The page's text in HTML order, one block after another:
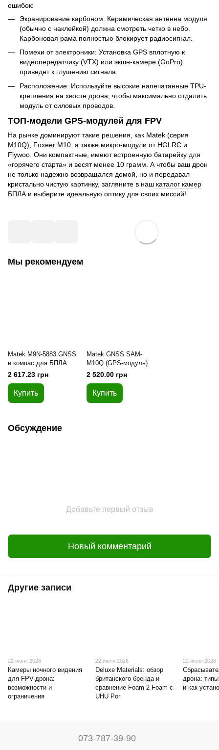
ошибок:
Экранирование карбоном: Керамическая антенна модуля
(обычно с наклейкой) должна смотреть четко в небо.
Карбоновая рама полностью блокирует радиосигнал.
Помехи от электроники: Установка GPS вплотную к
видеопередатчику (VTX) или экшн-камере (GoPro)
приведет к глушению сигнала.
Расположение: Используйте высокие напечатанные TPU-
крепления на хвосте дрона, чтобы максимально отдалить
модуль от силовых проводов.
ТОП-модели GPS-модулей для FPV
На рынке доминируют такие решения, как Matek (серия
M10Q), Foxeer M10, а также микро-модули от HGLRC и
Flywoo. Они компактные, имеют встроенную батарейку для
«горячего старта» и весят менее 10 грамм. А чтобы ваш дрон
не только надежно возвращался домой, но и передавал
кристально чистую картинку, загляните в наш каталог камер
БПЛА и выберите идеальную оптику для своих миссий!
Мы рекомендуем
Matek M9N-5883 GNSS
и компас для БПЛА
2 617.23 грн
Купить
Matek GNSS SAM-
M10Q (GPS-модуль)
2 520.00 грн
Купить
Обсуждение
Добавьте первый отзыв
Новый комментарий
Другие записи
22 июля 2026
Камеры ночного видения
для FPV-дрона:
возможности и
ограничения
22 июля 2026
Deluxe Materials: обзор
британского бренда и
сравнение Foam 2 Foam с
UHU Por
22 июля 2026
дрона:
и как
073-787-39-90